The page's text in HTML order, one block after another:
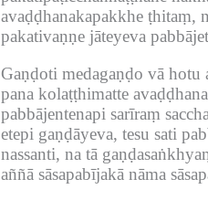
avaḍḍhanakapakkhe ṭhitaṃ,
pakativaṇṇe jāteyeva
Gaṇḍoti medagaṇḍo vā
pana kolaṭṭhimatte
pabbājentenapi sarīraṃ
etepi gaṇḍāyeva, tesu sati
nassanti, na tā
aññā sāsapabījakā nāma